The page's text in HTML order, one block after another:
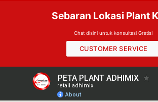
Sebaran Lokasi Plant
Chat disini untuk konsultasi Gratis!
CUSTOMER SERVICE
Chat Layanan Bantuan
Hai! Klik salah satu anggota kami
untuk mengobrol di